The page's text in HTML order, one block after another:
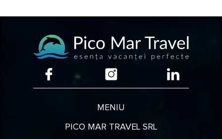
MENIU
PICO MAR TRAVEL SRL